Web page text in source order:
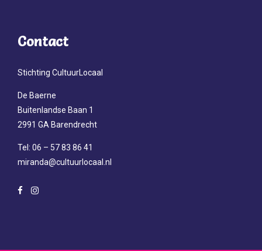
Contact
Stichting CultuurLocaal
De Baerne
Buitenlandse Baan 1
2991 GA Barendrecht
Tel: 06 – 57 83 86 41
miranda@cultuurlocaal.nl